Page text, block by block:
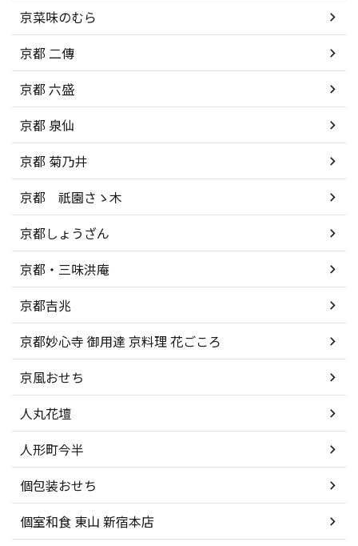
京菜味のむら
京都 二傳
京都 六盛
京都 泉仙
京都 菊乃井
京都 祇園さゝ木
京都しょうざん
京都・三味洪庵
京都吉兆
京都妙心寺 御用達 京料理 花ごころ
京風おせち
人丸花壇
人形町今半
個包装おせち
個室和食 東山 新宿本店